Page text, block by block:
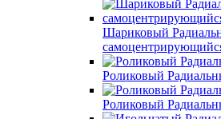
Шариковый
Роликовый
Роликовый